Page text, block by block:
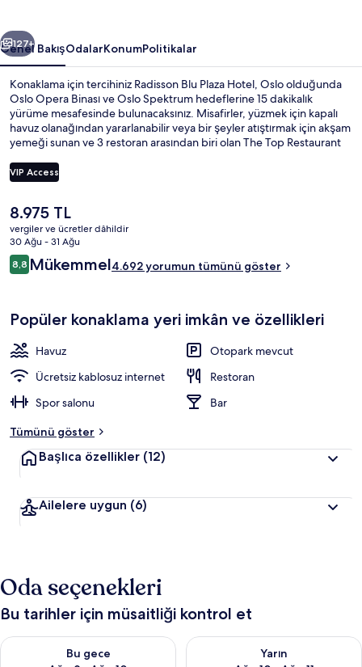
Sonraki
127+
Genel BakışOdalarKonumPolitikalar
Konaklama için tercihiniz Radisson Blu Plaza Hotel, Oslo olduğunda
Oslo Opera Binası ve Oslo Spektrum hedeflerine 15 dakikalık
yürüme mesafesinde bulunacaksınız. Misafirler, yüzmek için kapalı
havuz olanağından yararlanabilir veya bir şeyler atıştırmak için akşam
yemeği sunan ve 3 restoran arasından biri olan The Top Restaurant
sauna diğer öne çıkan özellikler arasındadır. Misafirler arasında
konforlu yataklar ve yardıma hazır personel seviliyor. Toplu taşıma
İstasyonu 5 dakikalık yürüme mesafesinde bulunur.
VIP Access
Şu
anki
fiyat
8.975 TL
8.975 TL
vergiler ve ücretler dâhildir
30 Ağu - 31 Ağu
Yorumlar
8,88,8/10
Mükemmel4.692 yorumun tümünü göster
Popüler konaklama yeri imkân ve özellikleri
Havuz
Otopark mevcut
Ücretsiz kablosuz internet
Restoran
Spor salonu
Bar
Tümünü göster
Başlıca özellikler (12)
Ailelere uygun (6)
Oda seçenekleri
Bu tarihler için müsaitliği kontrol et
Bu gece
Bu gece için müsaitliği kontrol et Ağu 9 - Ağu 10
Yarın
Yarın için müsaitliği kontrol et